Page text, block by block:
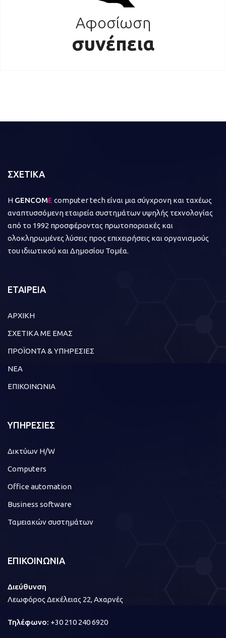
Αφοσίωση
συνέπεια
ΣΧΕΤΙΚΑ
Η GENCOME computer tech είναι μια σύγχρονη και ταχέως
αναπτυσσόμενη εταιρεία συστημάτων υψηλής τεχνολογίας
από το 1992 προσφέροντας πρωτοποριακές και
ολοκληρωμένες λύσεις προς επιχειρήσεις και οργανισμούς
του ιδιωτικού και Δημοσίου Τομέα.
ΕΤΑΙΡΕΙΑ
ΑΡΧΙΚΗ
ΣΧΕΤΙΚΑ ΜΕ ΕΜΑΣ
ΠΡΟΪΟΝΤΑ & ΥΠΗΡΕΣΙΕΣ
ΝΕΑ
ΕΠΙΚΟΙΝΩΝΙΑ
ΥΠΗΡΕΣΙΕΣ
Δικτύων H/W
Computers
Office automation
Business software
Ταμειακών συστημάτων
ΕΠΙΚΟΙΝΩΝΙΑ
Διεύθυνση
Λεωφόρος Δεκέλειας 22, Αχαρνές
Τηλέφωνο: +30 210 240 6920